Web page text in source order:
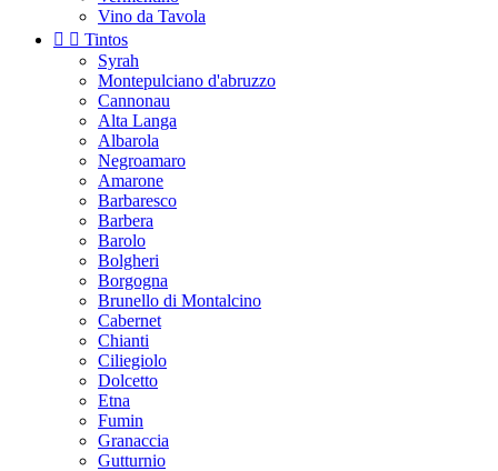
Vino da Tavola
  Tintos
Syrah
Montepulciano d'abruzzo
Cannonau
Alta Langa
Albarola
Negroamaro
Amarone
Barbaresco
Barbera
Barolo
Bolgheri
Borgogna
Brunello di Montalcino
Cabernet
Chianti
Ciliegiolo
Dolcetto
Etna
Fumin
Granaccia
Gutturnio